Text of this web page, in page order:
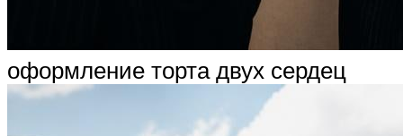
оформление торта двух сердец